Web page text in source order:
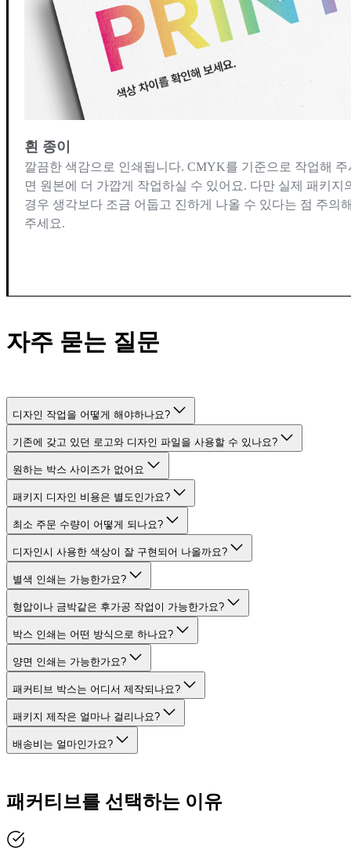
흰 종이
깔끔한 색감으로 인쇄됩니다. CMYK를 기준으로 작업해 주
면 원본에 더 가깝게 작업하실 수 있어요. 다만 실제 패키지
경우 생각보다 조금 어둡고 진하게 나올 수 있다는 점 주의
주세요.
자주 묻는 질문
디자인 작업을 어떻게 해야하나요?
기존에 갖고 있던 로고와 디자인 파일을 사용할 수 있나요?
원하는 박스 사이즈가 없어요
패키지 디자인 비용은 별도인가요?
최소 주문 수량이 어떻게 되나요?
디자인시 사용한 색상이 잘 구현되어 나올까요?
별색 인쇄는 가능한가요?
형압이나 금박같은 후가공 작업이 가능한가요?
박스 인쇄는 어떤 방식으로 하나요?
양면 인쇄는 가능한가요?
패커티브 박스는 어디서 제작되나요?
패키지 제작은 얼마나 걸리나요?
배송비는 얼마인가요?
패커티브를 선택하는 이유